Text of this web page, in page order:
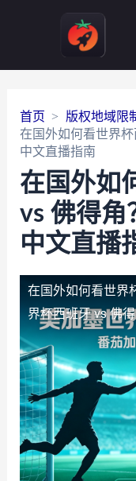
首页
版权地域限
在国外如何看世界
中文直播指南
在国外如
vs 佛得角
中文直播
在国外如何看世界
界杯西班牙 vs 佛